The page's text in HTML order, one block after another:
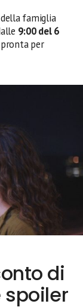
famiglia
9:00 del 6
per
di
spoiler